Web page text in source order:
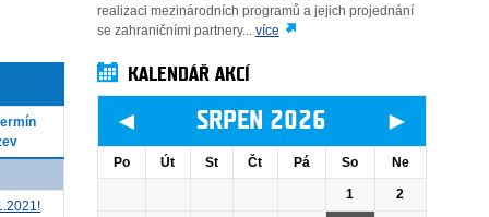
realizaci mezinárodních programů a jejich projednání
se zahraničními partnery... více
KALENDÁŘ AKCÍ
◄ SRPEN 2026 ►
Po Út St Čt Pá So Ne
1 2